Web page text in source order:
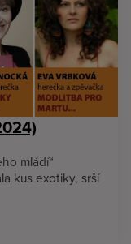
mládí“
kus exotiky, srší